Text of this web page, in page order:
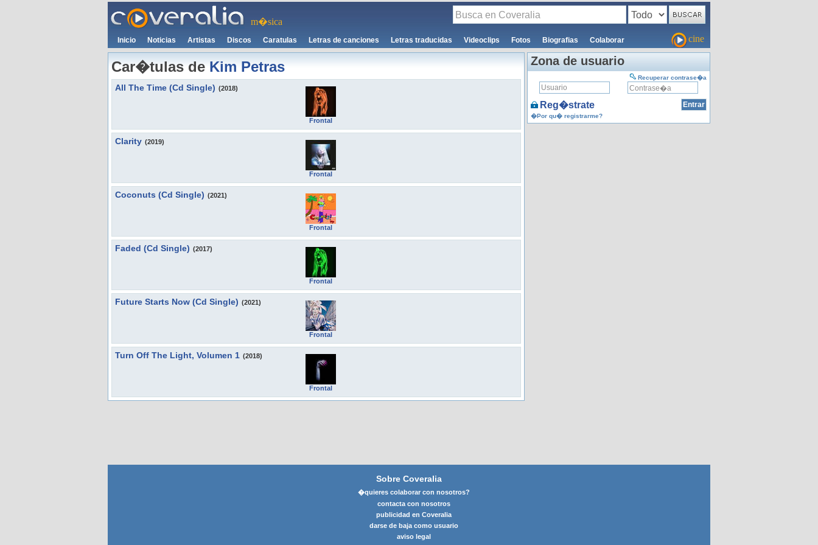
m�sica
Inicio Noticias Artistas Discos Caratulas Letras de canciones Letras traducidas Videoclips Fotos Biografias Colaborar cine
Car�tulas de Kim Petras
All The Time (Cd Single) (2018)
Frontal
Clarity (2019)
Frontal
Coconuts (Cd Single) (2021)
Frontal
Faded (Cd Single) (2017)
Frontal
Future Starts Now (Cd Single) (2021)
Frontal
Turn Off The Light, Volumen 1 (2018)
Frontal
Zona de usuario
Recuperar contrase�a
Reg�strate
�Por qu� registrarme?
Sobre Coveralia
�quieres colaborar con nosotros?
contacta con nosotros
publicidad en Coveralia
darse de baja como usuario
aviso legal